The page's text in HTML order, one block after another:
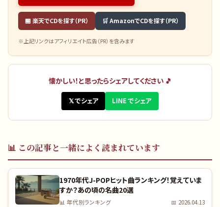
🏪 楽天でCDを探す（PR） 🛒 AmazonでCDを探す（PR）
※上記リンクはアフィリエイト広告（PR）を含みます
懐かしい！と思ったらシェアしてください 🎵
𝕏 でシェア LINE でシェア
📊 この記事と一緒によく読まれています
1970年代J-POPヒット曲ランキング！覚えていま
すか？あの頃の名曲20選
📊 年代別ランキング 📅 2026.04.13